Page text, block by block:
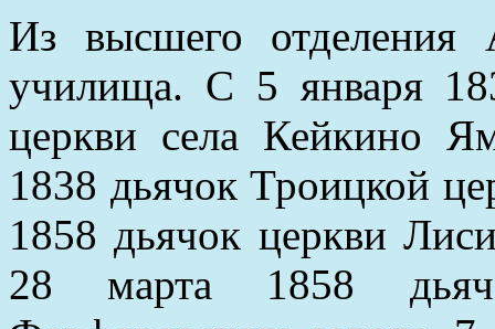
Из высшего отделения
училища. С 5 января
церкви села Кейкино
1838 дьячок Троицкой
1858 дьячок церкви
28 марта 1858